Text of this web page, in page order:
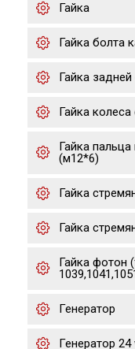
Гайка
Гайка болта
Гайка
Гайка
Гайка
(м12*6)
Гайка
Гайка
Гайка фотон
Генератор
Генератор